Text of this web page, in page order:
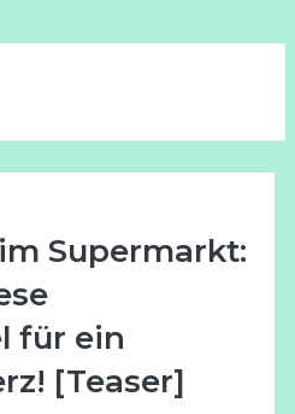
Supermarkt:
für ein
[Teaser]